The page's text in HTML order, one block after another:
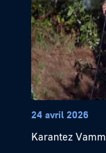
24 avril 2026
Karantez Vamm